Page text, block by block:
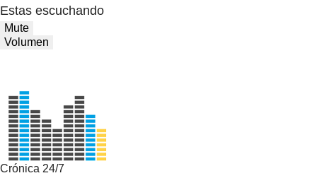
Estas escuchando
Mute
Volumen
Crónica 24/7